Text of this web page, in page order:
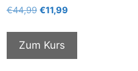
€44,99 Ursprünglicher
war:
€44,99
€11,99Aktueller
ist:
Zum Kurs